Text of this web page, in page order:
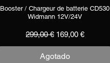
Vista rápida
Booster / Chargeur de batterie CD530
Widmann 12V/24V
Precio
299,00 € Precio de oferta
169,00 €
Agotado